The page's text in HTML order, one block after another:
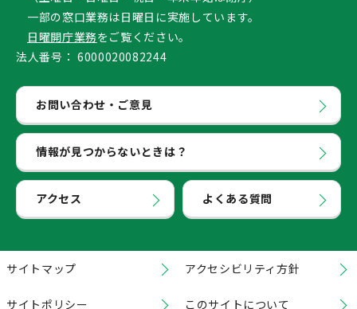
一部の窓口業務は日曜日に実施しています。
日曜開庁業務をご覧ください。
法人番号： 6000020082244
お問い合わせ・ご意見
情報が見つからないときは？
アクセス よくある質問
サイトマップ アクセシビリティ方針
サイトポリシー このサイトについて